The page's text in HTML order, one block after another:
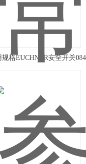
规格EUCHNER安全开关